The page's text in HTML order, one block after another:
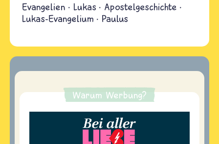
Evangelien Lukas
Apostelgeschichte
Lukas-Evangelium
Paulus
Warum Werbung?